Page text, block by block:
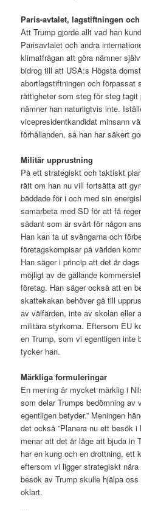
Paris-avtalet, lagstiftningen
Att Trump gjorde allt vad han
Parisavtalet och andra
klimatfrågan att göra nämner
bidrog till att USA:s Högsta
abortlagstiftningen och förpassat
rättigheter som steg för steg
nämner han naturligtvis inte.
vicepresidentkandidat minsann
förhållanden, så han har säkert
Militär upprustning
På ett strategiskt och taktiskt
rätt om han nu vill fortsätta att
bäddade för i och med sin
samarbeta med SD för att få
sådant som är svårt för någon
Han kan ta ut svängarna och
företagskompisar på världen
Han säger i princip att det är
möjligt av de gällande
företag. Han säger också att en
skattekakan behöver gå till
av välfärden, inte av skolan eller
militära styrkorna. Eftersom EU
en Trump, som vi egentligen
tycker han.
Märkliga formuleringar
En mening är mycket märklig i
som delar Trumps bedömning av
egentligen betyder.” Meningen
det också ”Planera nu ett besök i
menar att det är läge att bjuda in
har en kung och en drottning, ett
eftersom vi ligger strategiskt
besök av Trump skulle hjälpa
oklart.